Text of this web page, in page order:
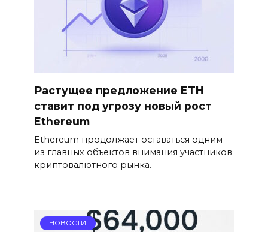
Растущее предложение ETH
ставит под угрозу новый рост
Ethereum
Ethereum продолжает оставаться одним
из главных объектов внимания участников
криптовалютного рынка.
НОВОСТИ